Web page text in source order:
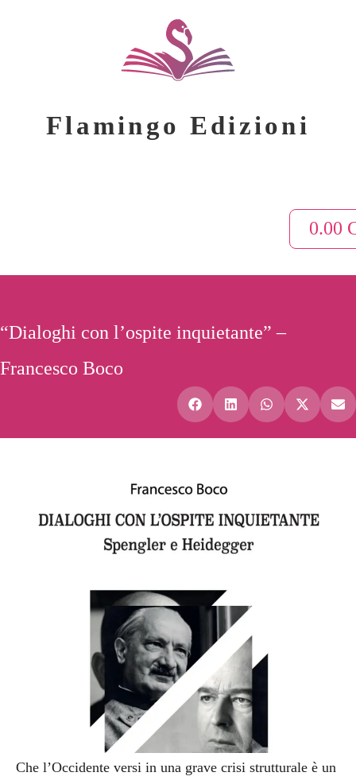
Flamingo Edizioni
0.00
“Dialoghi con l’ospite inquietante” –
Francesco Boco
Che l’Occidente versi in una grave crisi strutturale è un